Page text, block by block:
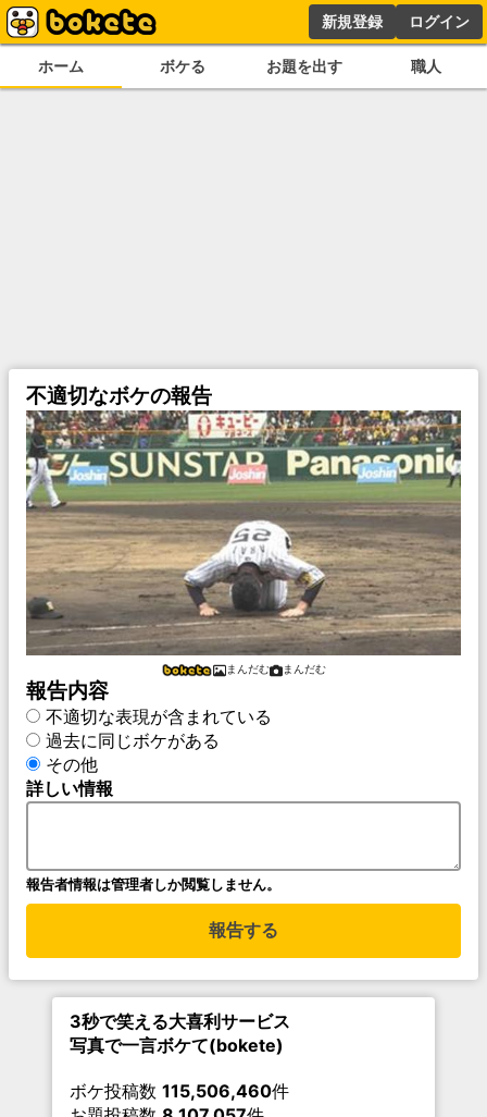
新規登録 ログイン
ホーム ボケる お題を出す 職人
不適切なボケの報告
まんだむ まんだむ
報告内容
不適切な表現が含まれている
過去に同じボケがある
その他
詳しい情報
報告者情報は管理者しか閲覧しません。
報告する
3秒で笑える大喜利サービス
写真で一言ボケて(bokete)
ボケ投稿数 115,506,460件